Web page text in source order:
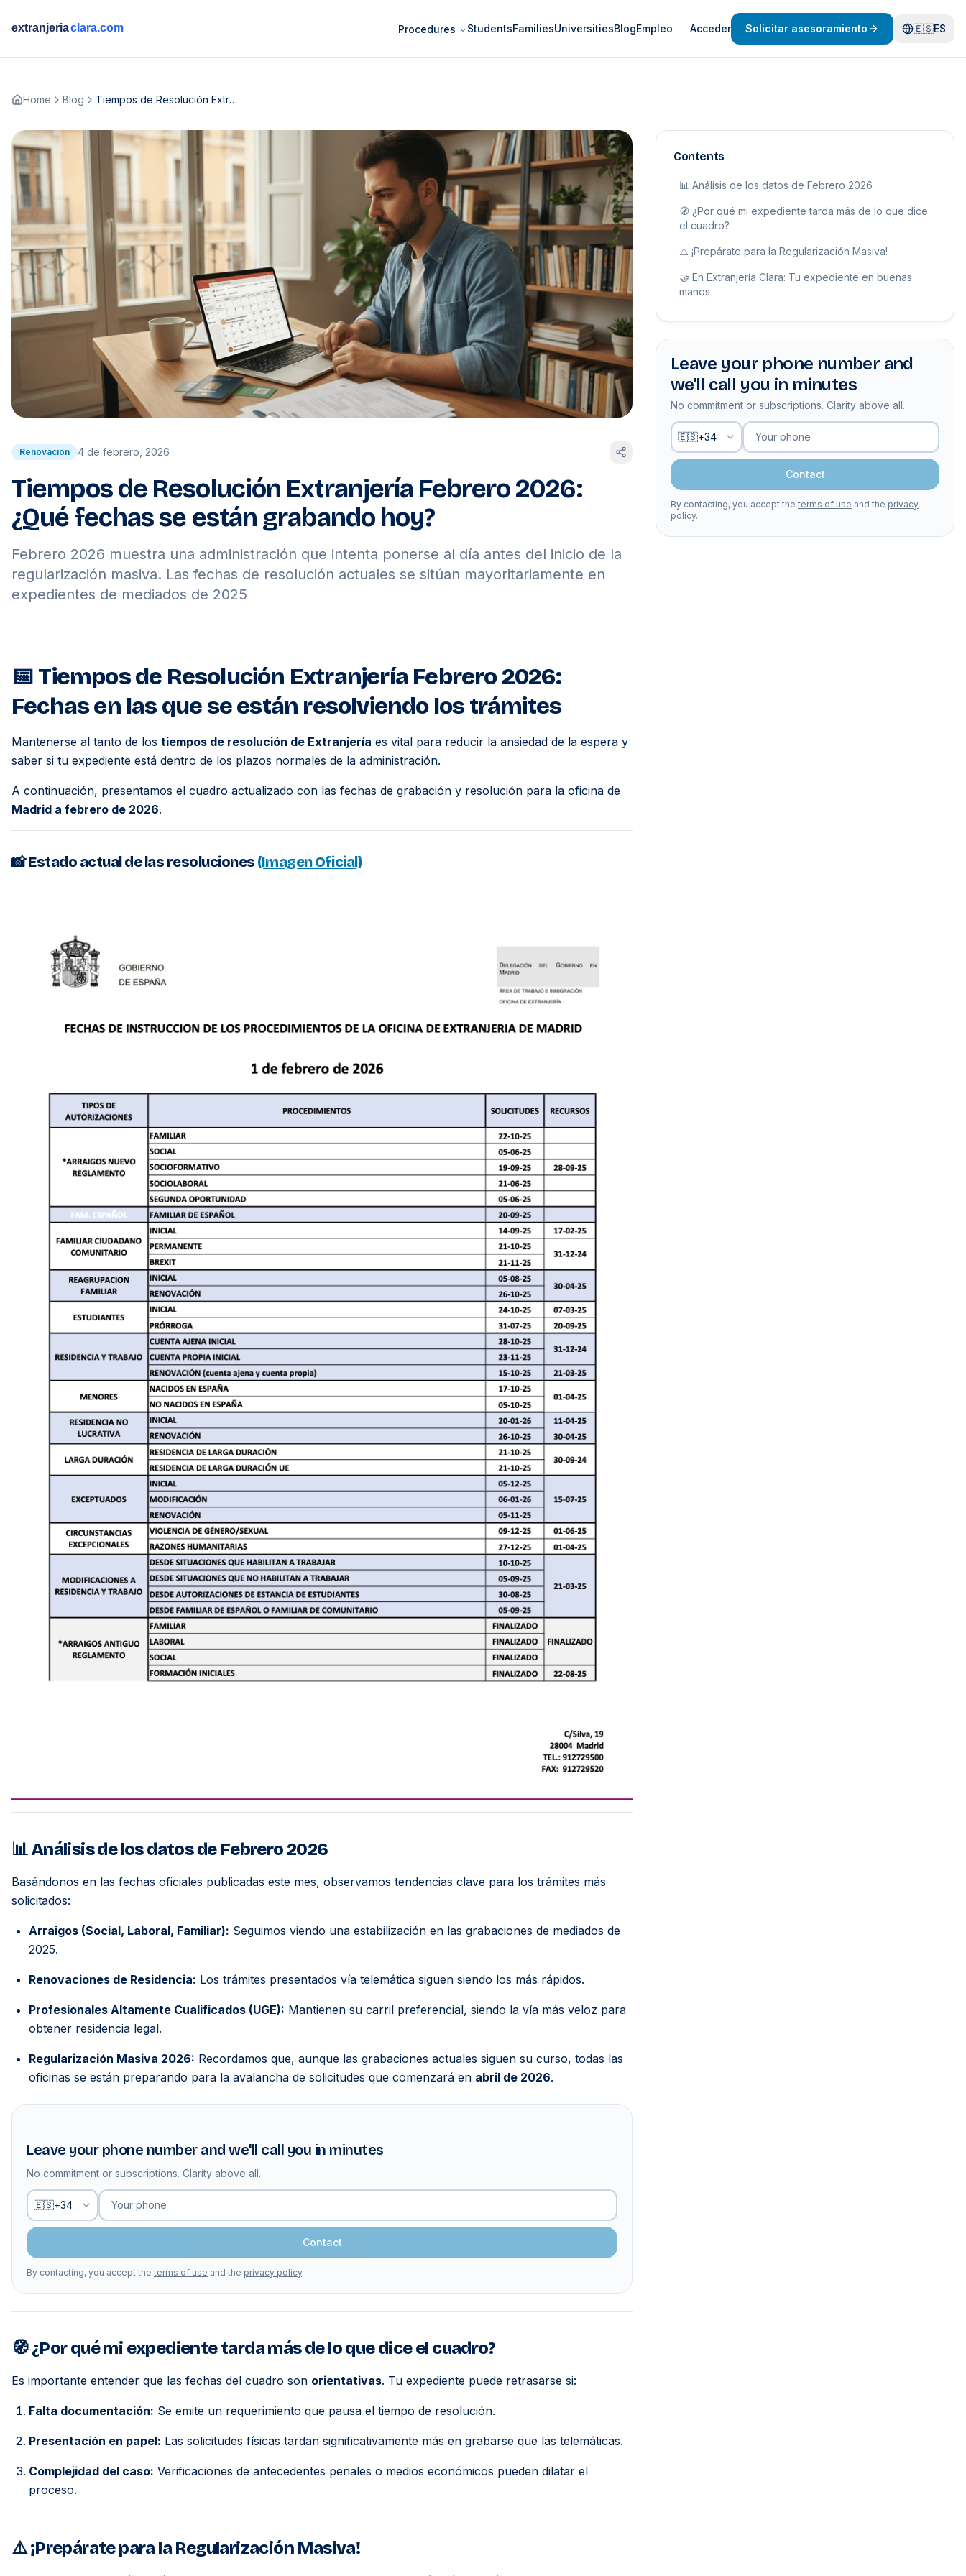
Procedures StudentsFamiliesUniversitiesBlogEmpleo Acceder Solicitar asesoramiento 🇪🇸ES
Home Blog Tiempos de Resolución Extranjería Febrero 2026: ¿Qué fechas se están grabando hoy?
Renovación 4 de febrero, 2026
Tiempos de Resolución Extranjería Febrero 2026:
¿Qué fechas se están grabando hoy?
Febrero 2026 muestra una administración que intenta ponerse al día antes del inicio de la
regularización masiva. Las fechas de resolución actuales se sitúan mayoritariamente en
expedientes de mediados de 2025
📅 Tiempos de Resolución Extranjería Febrero 2026:
Fechas en las que se están resolviendo los trámites
Mantenerse al tanto de los tiempos de resolución de Extranjería es vital para reducir la ansiedad de la espera y
saber si tu expediente está dentro de los plazos normales de la administración.
A continuación, presentamos el cuadro actualizado con las fechas de grabación y resolución para la oficina de
Madrid a febrero de 2026.
📸 Estado actual de las resoluciones (Imagen Oficial)
📊 Análisis de los datos de Febrero 2026
Basándonos en las fechas oficiales publicadas este mes, observamos tendencias clave para los trámites más
solicitados:
Arraigos (Social, Laboral, Familiar): Seguimos viendo una estabilización en las grabaciones de mediados de
2025.
Renovaciones de Residencia: Los trámites presentados vía telemática siguen siendo los más rápidos.
Profesionales Altamente Cualificados (UGE): Mantienen su carril preferencial, siendo la vía más veloz para
obtener residencia legal.
Regularización Masiva 2026: Recordamos que, aunque las grabaciones actuales siguen su curso, todas las
oficinas se están preparando para la avalancha de solicitudes que comenzará en abril de 2026.
Leave your phone number and we'll call you in minutes
No commitment or subscriptions. Clarity above all.
Your phone
🇪🇸+34
Contact
By contacting, you accept the terms of use and the privacy policy.
🧭 ¿Por qué mi expediente tarda más de lo que dice el cuadro?
Es importante entender que las fechas del cuadro son orientativas. Tu expediente puede retrasarse si:
Falta documentación: Se emite un requerimiento que pausa el tiempo de resolución.
Presentación en papel: Las solicitudes físicas tardan significativamente más en grabarse que las telemáticas.
Complejidad del caso: Verificaciones de antecedentes penales o medios económicos pueden dilatar el
proceso.
⚠️ ¡Prepárate para la Regularización Masiva!
Contents
📊 Análisis de los datos de Febrero 2026
🧭 ¿Por qué mi expediente tarda más de lo que dice
el cuadro?
⚠️ ¡Prepárate para la Regularización Masiva!
🤝 En Extranjería Clara: Tu expediente en buenas
manos
Leave your phone number and
we'll call you in minutes
No commitment or subscriptions. Clarity above all.
Your phone
🇪🇸+34
Contact
By contacting, you accept the terms of use and the privacy
policy.